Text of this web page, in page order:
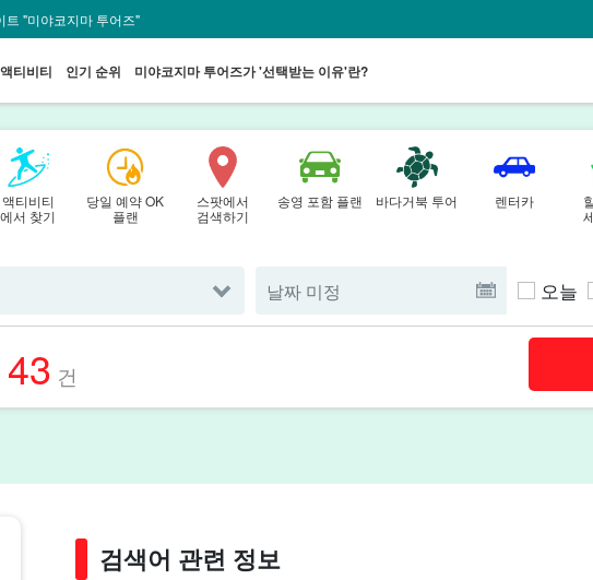
트 "미야코지마 투어즈"
액티비티 인기 순위 미야코지마 투어즈가 '선택받는 이유'란?
액티비티
에서 찾기
당일 예약 OK
플랜
스팟에서
검색하기
송영 포함 플랜 바다거북 투어 렌터카
오늘
건
검색어 관련 정보